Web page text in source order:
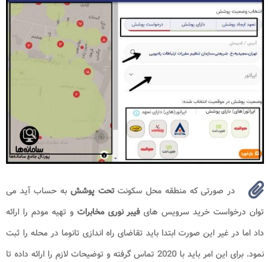
در صورتی که منطقه محل سکونتتحت پوشش به حساب آید می
توان درخواست خرید سرویس هایفیبر نوری مخابراتو تهیه مودم را ارائه
داد اما در غیر این صورت ابتدا باید تقاضای راه اندازی تانوما در محله را ثبت
نمود. برای این امر باید با 2020 تماس گرفته و توضیحات لازم را ارائه داده تا